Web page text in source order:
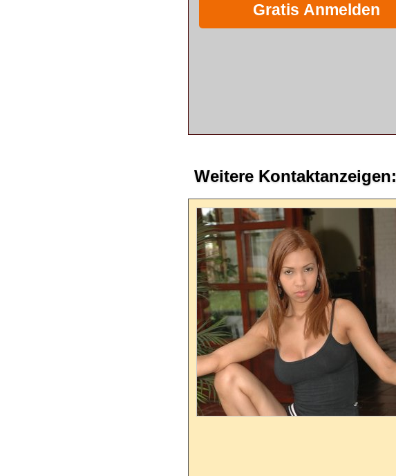
Weitere Kontaktanzeigen: